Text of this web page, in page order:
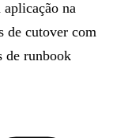
na
de cutover com
de runbook